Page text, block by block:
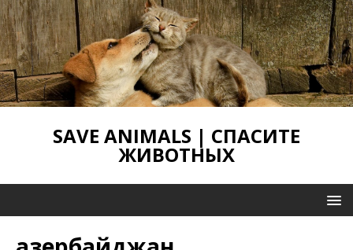
SAVE ANIMALS | СПАСИТЕ
ЖИВОТНЫХ